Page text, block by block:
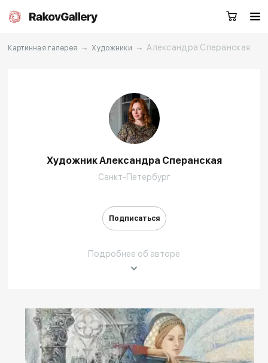
Художники
Услуги
Контакты
baget
special
Картинная галерея → Художники → Александра Сперанская
Художник Александра Сперанская
Санкт-Петербург
Подписаться
Подробнее об авторе
Об авторе
Окончила Академию Художеств имени И. Е. Репина, факультет
графики.Художник, иллюстратор книг, преподаватель.